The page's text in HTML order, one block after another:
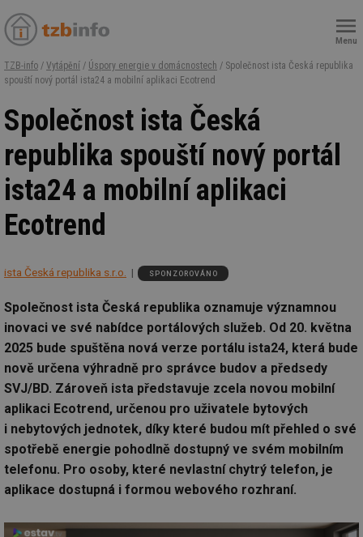
Menu
TZB-info / Vytápění / Úspory energie v domácnostech / Společnost ista Česká republika
spouští nový portál ista24 a mobilní aplikaci Ecotrend
Společnost ista Česká
republika spouští nový portál
ista24 a mobilní aplikaci
Ecotrend
ista Česká republika s.r.o. SPONZOROVÁNO
Společnost ista Česká republika oznamuje významnou
inovaci ve své nabídce portálových služeb. Od 20. května
2025 bude spuštěna nová verze portálu ista24, která bude
nově určena výhradně pro správce budov a předsedy
SVJ/BD. Zároveň ista představuje zcela novou mobilní
aplikaci Ecotrend, určenou pro uživatele bytových
i nebytových jednotek, díky které budou mít přehled o své
spotřebě energie pohodlně dostupný ve svém mobilním
telefonu. Pro osoby, které nevlastní chytrý telefon, je
aplikace dostupná i formou webového rozhraní.